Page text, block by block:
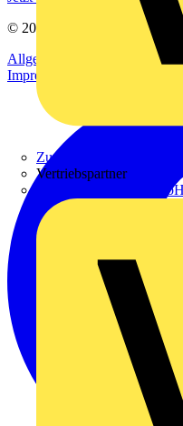
Zumtobel
Vertriebspartner
Adalbert Zajadacz
© 2002-
Allgemeine
Impressum